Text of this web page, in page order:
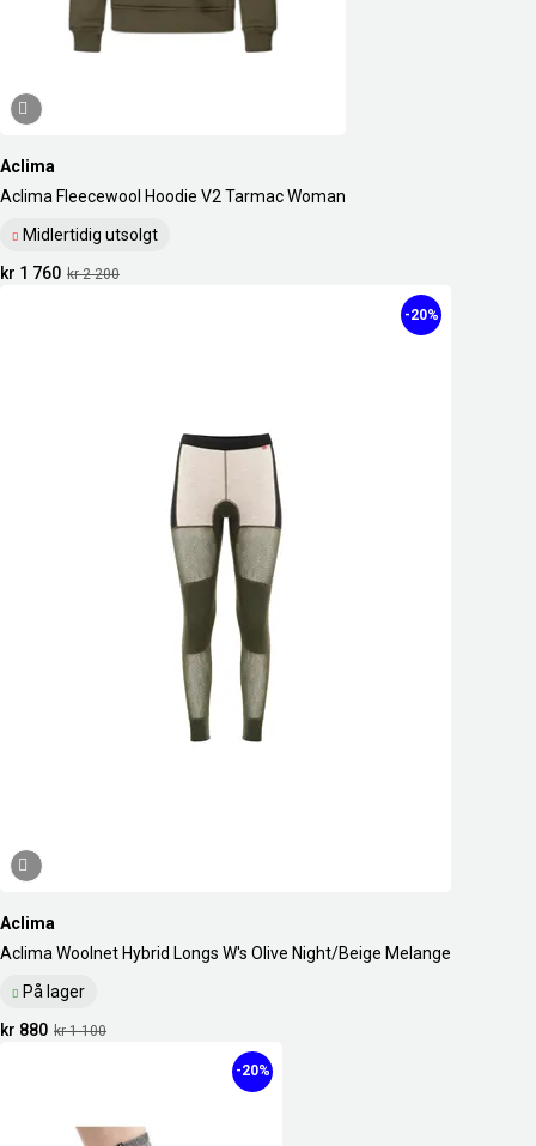
Aclima
Aclima Fleecewool Hoodie V2 Tarmac Woman
Midlertidig utsolgt
kr 2 200
kr 1 760
Aclima
Aclima Woolnet Hybrid Longs W's Olive Night/Beige Melange
På lager
-20%
kr 1 100
kr 880
-20%